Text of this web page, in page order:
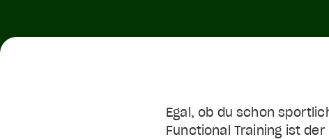
Egal, ob du schon
Functional Training ist